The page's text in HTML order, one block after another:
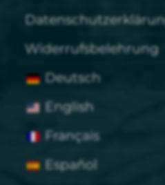
Widerrufsbelehrung
Deutsch
English
Français
Español